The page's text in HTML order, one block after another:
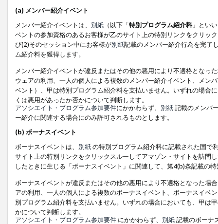
(a) メンバー紹介イベント
メンバー紹介イベントは、 別紙 （以下「特別プログラム紹介料」とい
ベントの参加資格のあるお客様が乙のサイト上の特別リンクをクリッ
び(2)そのセッション中にお客様が別紙記載のメンバー紹介行為を完了
ム紹介料を獲得します。
メンバー紹介イベントが違反またはその他の悪用により不適格となっ
ウェアの利用、一人の個人による複数のメンバー紹介イベント、メン
ベント）、甲は特別プログラム紹介料を支払いません。いずれの場合
くは悪用があったか否かについて判断します。
アソシエイト・プログラム参加要件にかかわらず、 別紙記載のメンバ
ー紹介に関連する場合にのみ許可されるものとします。
(b) ボーナスイベント
ボーナスイベントは、 別紙の特別プログラム紹介料に記載された国で
サイト上の特別リンクをクリックスルーしてアマゾン・サイトを訪問
したときに生じる「ボーナスイベント」に関連して、第4(b)条記載の
ボーナスイベントが違反またはその他の悪用により不適格となった場
アの利用、一人の個人による複数のボーナスイベント、ボーナスイベ
別プログラム紹介料を支払いません。いずれの場合においても、甲は
かについて判断します。
アソシエイト・プログラム参加要件 にかかわらず、 別紙記載のボーナ